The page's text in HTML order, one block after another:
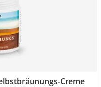
Creme